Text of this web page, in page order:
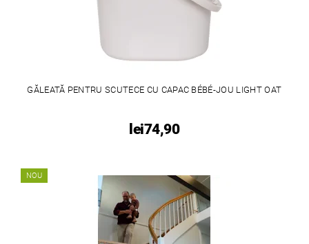
GĂLEATĂ PENTRU SCUTECE CU CAPAC BÉBÉ-JOU LIGHT OAT
lei74,90
NOU